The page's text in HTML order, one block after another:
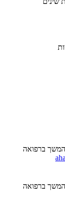
המשך ברפואה
המשך ברפואה